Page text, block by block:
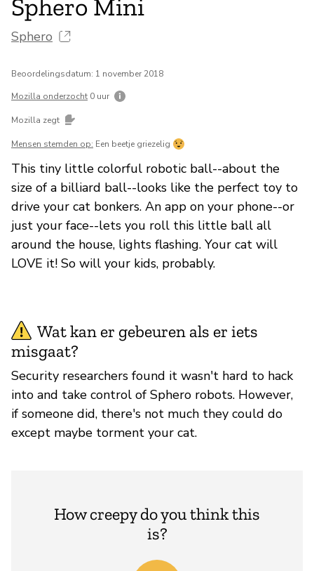
Sphero Mini
Sphero
Beoordelingsdatum: 1 november 2018
Mozilla onderzocht 0 uur
Mozilla zegt
Mensen stemden op: Een beetje griezelig
This tiny little colorful robotic ball--about the
size of a billiard ball--looks like the perfect toy to
drive your cat bonkers. An app on your phone--or
just your face--lets you roll this little ball all
around the house, lights flashing. Your cat will
LOVE it! So will your kids, probably.
Wat kan er gebeuren als er iets
misgaat?
Security researchers found it wasn't hard to hack
into and take control of Sphero robots. However,
if someone did, there's not much they could do
except maybe torment your cat.
How creepy do you think this
is?